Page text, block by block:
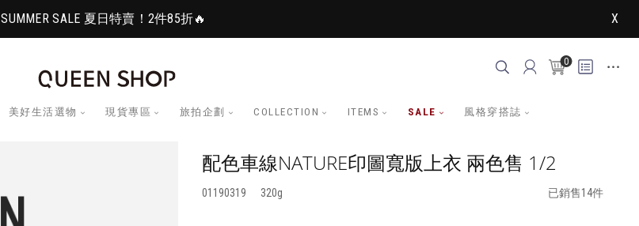
SUMMER SALE 夏日特賣！2件85折🔥 X
0
美好生活選物 現貨專區 旅拍企劃 COLLECTION ITEMS SALE 風格穿搭誌
配色車線NATURE印圖寬版上衣 兩色售 1/2
01190319 320 已銷售14件